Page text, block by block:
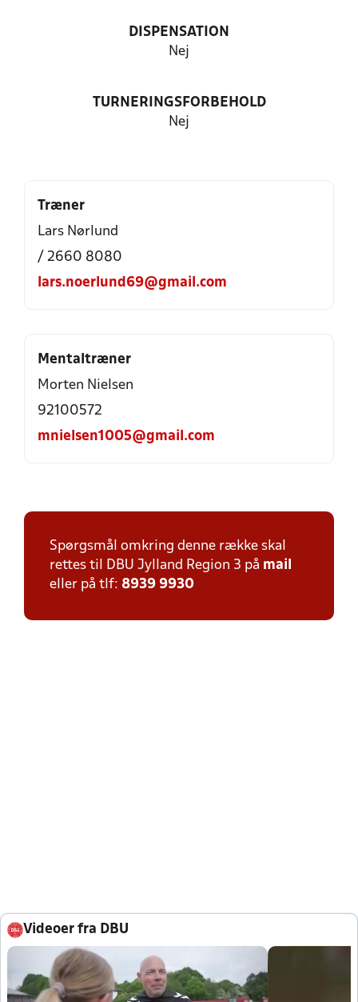
DISPENSATION
Nej
TURNERINGSFORBEHOLD
Nej
Træner
Lars Nørlund
/ 2660 8080
lars.noerlund69@gmail.com
Mentaltræner
Morten Nielsen
92100572
mnielsen1005@gmail.com
Spørgsmål omkring denne række skal
rettes til DBU Jylland Region 3 på mail
eller på tlf: 8939 9930
Videoer fra DBU